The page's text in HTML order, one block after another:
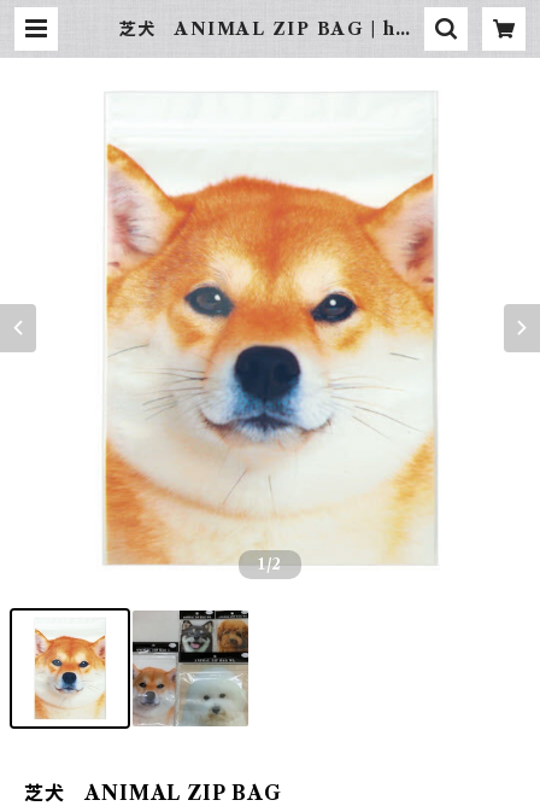
芝犬 ANIMAL ZIP BAG | hun
1/2
芝犬 ANIMAL ZIP BAG